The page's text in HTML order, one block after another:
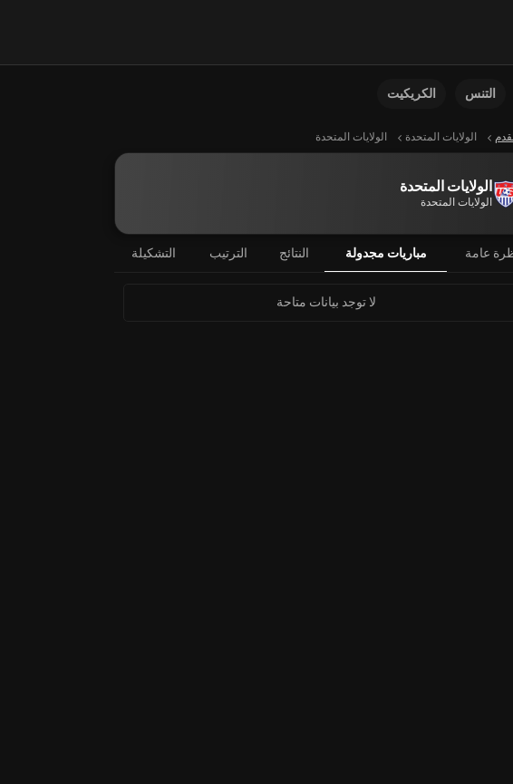
التنس الكريكيت
الولايات المتحدة الولايات المتحدة
الولايات المتحدة
الولايات المتحدة
عامة مباريات مجدولة النتائج الترتيب التشكيلة
لا توجد بيانات متاحة